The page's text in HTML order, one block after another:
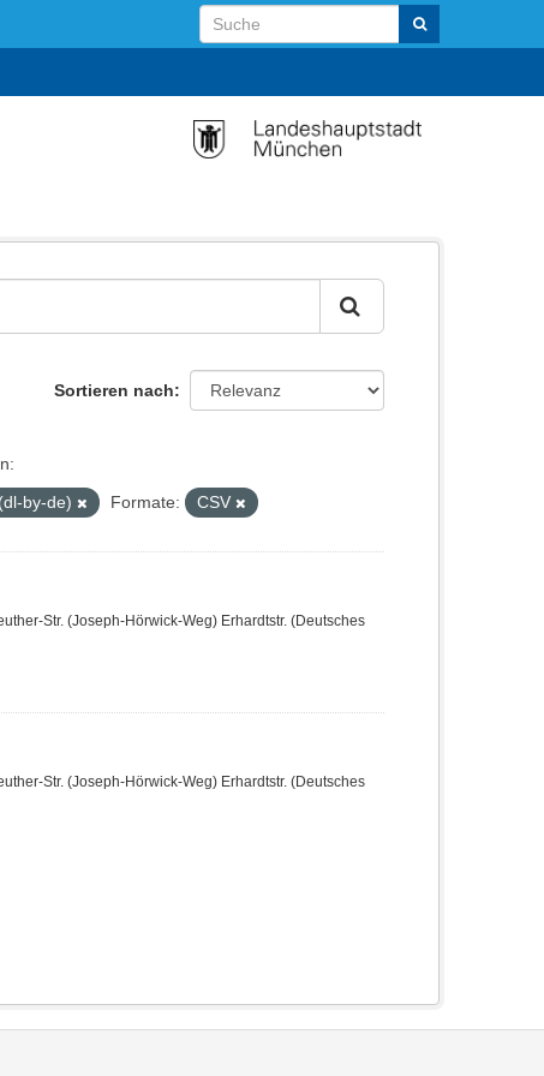
Sortieren nach
by-de) Formate: CSV
Str. (Joseph-Hörwick-Weg) Erhardtstr. (Deutsches
Str. (Joseph-Hörwick-Weg) Erhardtstr. (Deutsches